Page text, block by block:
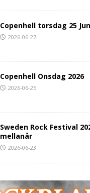
Copenhell torsdag 25
2026-06-27
Copenhell Onsdag 2026
2026-06-25
Sweden Rock Festival
mellanår
2026-06-23